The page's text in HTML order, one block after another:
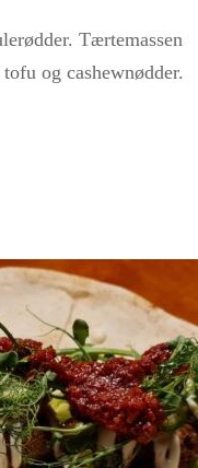
Tærtemassen
og cashewnødder.